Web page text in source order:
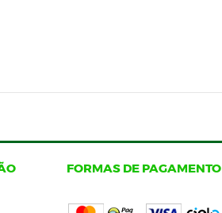
FORMAS DE PAGAMENTO